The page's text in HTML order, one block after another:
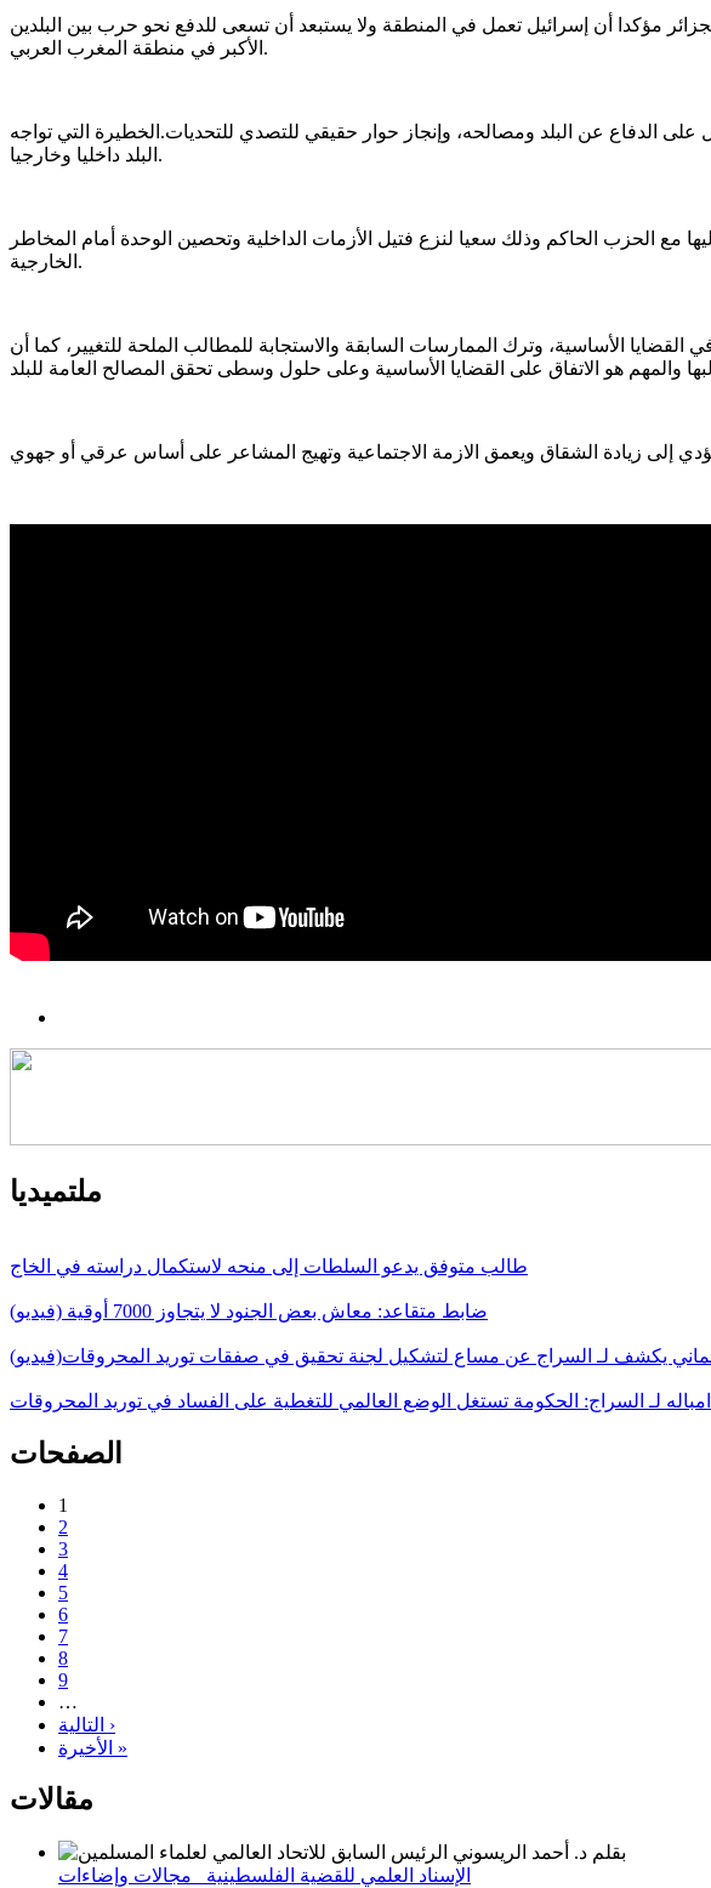
مؤكدا أن إسرائيل تعمل في المنطقة ولا يستبعد أن تسعى للدفع نحو حرب بين البلدين
الأكبر في منطقة المغرب العربي.
على الدفاع عن البلد ومصالحه، وإنجاز حوار حقيقي للتصدي للتحديات.الخطيرة التي تواجه
البلد داخليا وخارجيا.
مع الحزب الحاكم وذلك سعيا لنزع فتيل الأزمات الداخلية وتحصين الوحدة أمام المخاطر
الخارجية.
الأساسية، وترك الممارسات السابقة والاستجابة للمطالب الملحة للتغيير، كما أن
ملتميديا
طالب متوفق يدعو السلطات إلى منحه لاستكمال دراسته في الخاج
ضابط متقاعد: معاش بعض الجنود لا يتجاوز 7000 أوقية (فيديو)
يكشف لـ السراج عن مساع لتشكيل لجنة تحقيق في صفقات توريد المحروقات(فيديو)
لـ السراج: الحكومة تستغل الوضع العالمي للتغطية على الفساد في توريد المحروقات
الصفحات
1
2
3
4
5
6
7
8
9
…
التالية ›
الأخيرة »
مقالات
الإسناد العلمي للقضية الفلسطينية_ مجالات وإضاءات